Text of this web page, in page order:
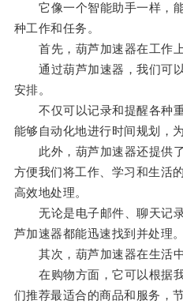
它像一个智能助手一样，能
种工作和任务。
首先，葫芦加速器在工作上
通过葫芦加速器，我们可以
安排。
不仅可以记录和提醒各种重
能够自动化地进行时间规划，
此外，葫芦加速器还提供了
方便我们将工作、学习和生活
高效地处理。
无论是电子邮件、聊天记录
芦加速器都能迅速找到并处理。
其次，葫芦加速器在生活中
在购物方面，它可以根据我
们推荐最适合的商品和服务，